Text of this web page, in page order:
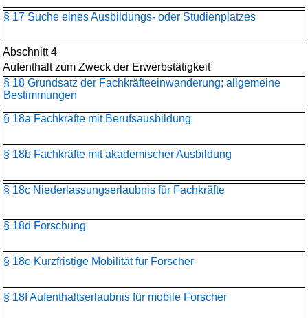
§ 17 Suche eines Ausbildungs- oder Studienplatzes
Abschnitt 4
Aufenthalt zum Zweck der Erwerbstätigkeit
§ 18 Grundsatz der Fachkräfteeinwanderung; allgemeine
Bestimmungen
§ 18a Fachkräfte mit Berufsausbildung
§ 18b Fachkräfte mit akademischer Ausbildung
§ 18c Niederlassungserlaubnis für Fachkräfte
§ 18d Forschung
§ 18e Kurzfristige Mobilität für Forscher
§ 18f Aufenthaltserlaubnis für mobile Forscher